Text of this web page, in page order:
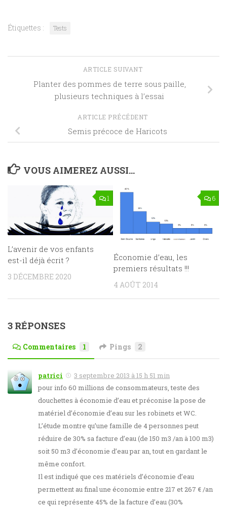
Étiquettes : Tests
ARTICLE SUIVANT
Planter des pommes de terre sous paille,
plusieurs techniques à l’essai
ARTICLE PRÉCÉDENT
Semis précoce de Haricots
VOUS AIMEREZ AUSSI...
1
L’avenir de vos enfants
est-il déjà écrit ?
3 DÉCEMBRE 2020
6
Économie d’eau, les
premiers résultats !!!
4 AOÛT 2014
3 RÉPONSES
Commentaires 1 Pings 2
patrici
3 septembre 2013 à 15 h 51 min
pour info 60 millions de consommateurs, teste des
douchettes à économie d’eau et préconise la pose de
matériel d’économie d’eau sur les robinets et WC.
L’étude montre qu’une famille de 4 personnes peut
réduire de 30% sa facture d’eau (de 150 m3 /an à 100 m3)
soit 50 m3 d’économie d’eau par an, tout en gardant le
même confort.
Il est indiqué que ces matériels d’économie d’eau
permettent au final une économie entre 217 et 267 € /an
ce qui représente 45% de la facture d’eau (30%